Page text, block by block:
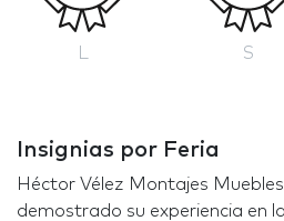
S
Insignias por Feria
Héctor Vélez Montajes
demostrado su experiencia en